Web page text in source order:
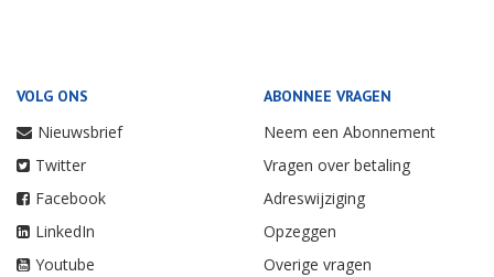
VOLG ONS
Nieuwsbrief
Twitter
Facebook
LinkedIn
Youtube
ABONNEE VRAGEN
Neem een Abonnement
Vragen over betaling
Adreswijziging
Opzeggen
Overige vragen